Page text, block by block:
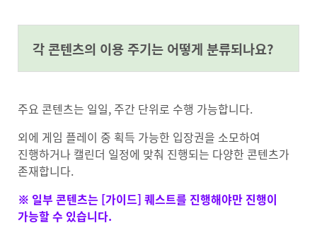
각 콘텐츠의 이용 주기는 어떻게 분류되나요?
주요 콘텐츠는 일일, 주간 단위로 수행 가능합니다.
외에 게임 플레이 중 획득 가능한 입장권을 소모하여
진행하거나 캘린더 일정에 맞춰 진행되는 다양한 콘텐츠가
존재합니다.
※ 일부 콘텐츠는 [가이드] 퀘스트를 진행해야만 진행이
가능할 수 있습니다.